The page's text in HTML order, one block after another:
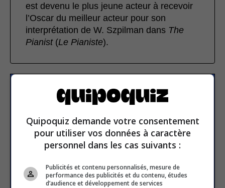
est devenu le plus jeune acteur à recevoir
l’Oscar du meilleur acteur pour son
interprétation de W. Szpilman dans The
Pianist(Le Pianiste).
S’inscrire à la newsletter
E-mail
S’INSCRIRE
Quipoquiz demande votre consentement
pour utiliser vos données à caractère
personnel dans les cas suivants :
Publicités et contenu personnalisés, mesure de
performance des publicités et du contenu, études
d’audience et développement de services